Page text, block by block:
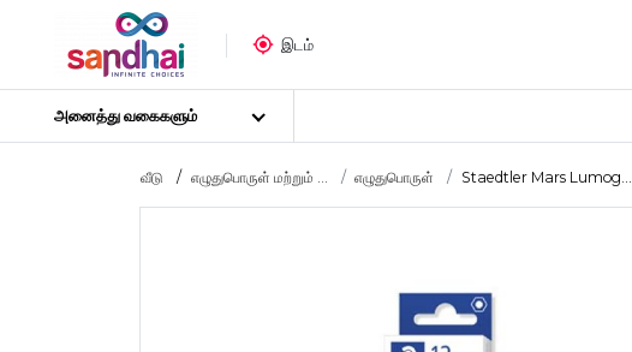
இடம்
அனைத்து வகைகளும்
தையல் பொருட்கள்
கலை பொருட்கள்
வீடு எழுதுபொருள் மற்றும் ... எழுதுபொருள் Staedtler Mars Lumog...